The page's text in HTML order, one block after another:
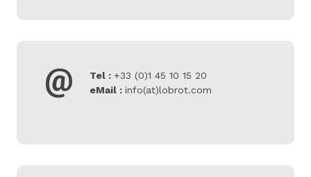
Tel : +33 (0)1 45 10 15 20
eMail : info(at)lobrot.com